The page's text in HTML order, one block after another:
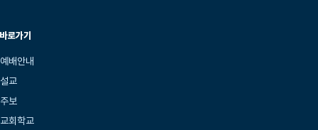
바로가기
예배안내
설교
주보
교회학교